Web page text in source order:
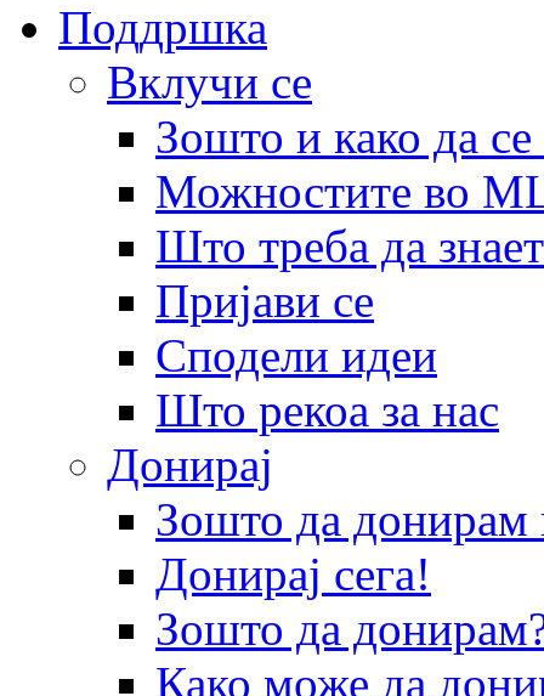
Поддршка
Вклучи се
Зошто и како да
Можностите во
Што треба да
Пријави се
Сподели идеи
Што рекоа за нас
Донирај
Зошто да
Донирај сега!
Зошто да
Како може да